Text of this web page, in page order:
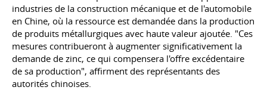
industries de la construction mécanique et de l'automobile
en Chine, où la ressource est demandée dans la production
de produits métallurgiques avec haute valeur ajoutée. "Ces
mesures contribueront à augmenter significativement la
demande de zinc, ce qui compensera l'offre excédentaire
de sa production", affirment des représentants des
autorités chinoises.